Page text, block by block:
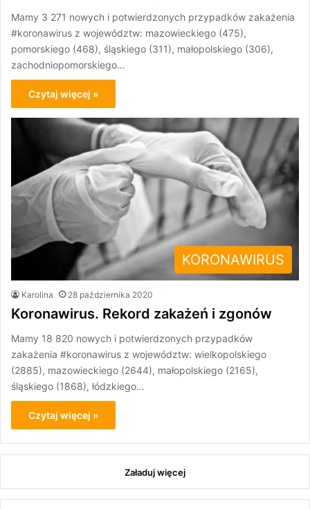
Mamy 3 271 nowych i potwierdzonych przypadków zakażenia
#koronawirus z województw: mazowieckiego (475),
pomorskiego (468), śląskiego (311), małopolskiego (306),
zachodniopomorskiego…
Czytaj więcej »
KORONAWIRUS
Karolina 28 października 2020
Koronawirus. Rekord zakażeń i zgonów
Mamy 18 820 nowych i potwierdzonych przypadków
zakażenia #koronawirus z województw: wielkopolskiego
(2885), mazowieckiego (2644), małopolskiego (2165),
śląskiego (1868), łódzkiego…
Czytaj więcej »
Załaduj więcej